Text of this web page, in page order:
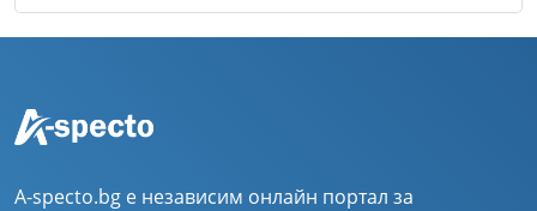
A-specto.bg е независим онлайн портал за